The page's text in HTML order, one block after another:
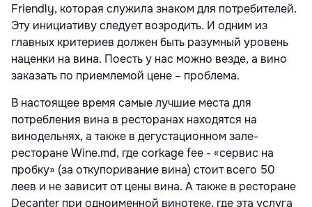
Friendly, которая служила знаком для потребителей.
Эту инициативу следует возродить. И одним из
главных критериев должен быть разумный уровень
наценки на вина. Поесть у нас можно везде, а вино
заказать по приемлемой цене – проблема.
В настоящее время самые лучшие места для
потребления вина в ресторанах находятся на
винодельнях, а также в дегустационном зале-
ресторане Wine.md, где corkage fee - «сервис на
пробку» (за откупоривание вина) стоит всего 50
леев и не зависит от цены вина. А также в ресторане
Decanter при одноименной винотеке, где эта услуга